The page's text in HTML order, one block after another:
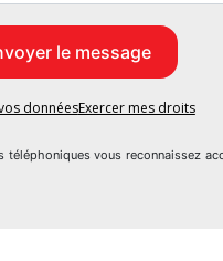
donnéesExercer mes droits
vous reconnaissez